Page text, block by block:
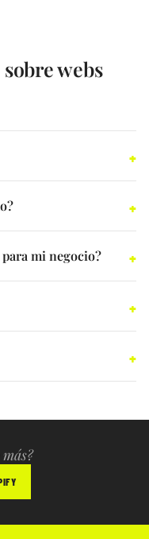
webs
mi negocio?